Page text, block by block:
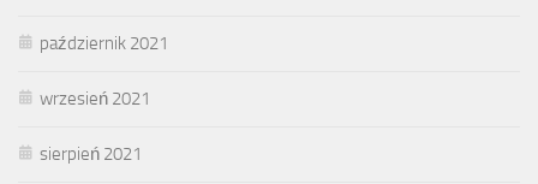
październik 2021
wrzesień 2021
sierpień 2021